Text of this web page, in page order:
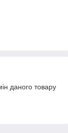
даного товару